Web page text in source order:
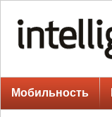
Мобильность